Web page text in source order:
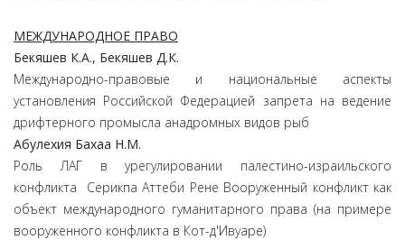
МЕЖДУНАРОДНОЕ ПРАВО
Бекяшев К.А., Бекяшев Д.К.
Международно-правовые и национальные аспекты
установления Российской Федерацией запрета на ведение
дрифтерного промысла анадромных видов рыб
Абулехия Бахаа Н.М.
Роль ЛАГ в урегулировании палестино-израильского
конфликта Серикпа Аттеби Рене Вооруженный конфликт как
объект международного гуманитарного права (на примере
вооруженного конфликта в Кот-д'Ивуаре)